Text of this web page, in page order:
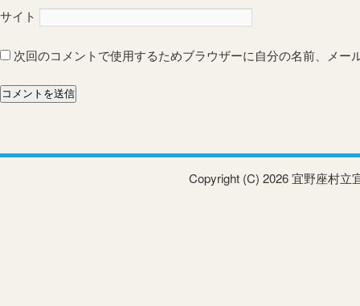
サイト
次回のコメントで使用するためブラウザーに自分の名前、メー
Copyright (C) 2026 宜野座村立